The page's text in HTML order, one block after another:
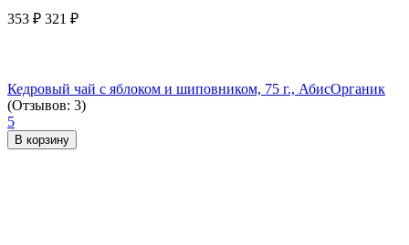
353 ₽ 321 ₽
Кедровый чай с яблоком и шиповником, 75 г., АбисОрганик
(Отзывов: 3)
5
В корзину